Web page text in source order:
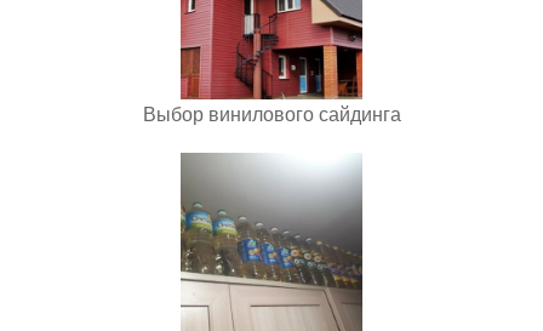
Выбор винилового сайдинга